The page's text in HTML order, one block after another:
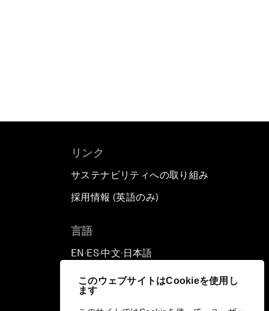
このウェブサイトはCookieを使用し
ます
リンク
サステナビリティへの取り組み
採用情報 (英語のみ)
言語
EN ▪ ES▪中文▪ 日本語